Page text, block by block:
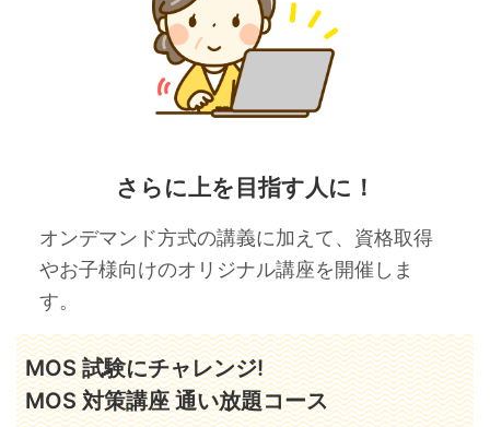
さらに上を目指す人に！
オンデマンド方式の講義に加えて、資格取得
やお子様向けのオリジナル講座を開催しま
す。
MOS 試験にチャレンジ!
MOS 対策講座 通い放題コース